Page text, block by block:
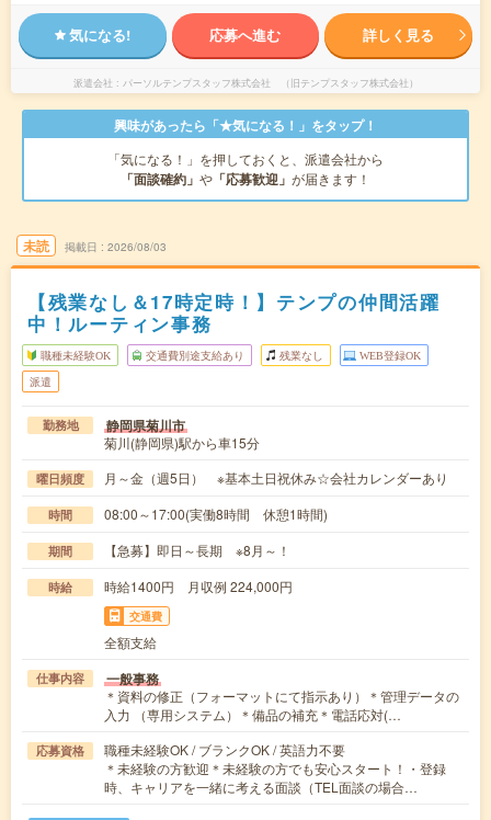
気になる! 応募へ進む 詳しく見る
派遣会社 パーソルテンプスタッフ株式会社 （旧テンプスタッフ株式会社）
興味があったら「★気になる！」をタップ！
「気になる！」を押しておくと、派遣会社から
「面談確約」 や 「応募歓迎」 が届きます！
未読 掲載日 2026/08/03
【残業なし＆17時定時！】テンプの仲間活躍
中！ルーティン事務
職種未経験OK 交通費別途支給あり 残業なし WEB登録OK
派遣
勤務地 静岡県菊川市
菊川(静岡県)駅から車15分
曜日頻度 月～金（週5日） ※基本土日祝休み☆会社カレンダーあり
時間 08:00～17:00(実働8時間 休憩1時間)
期間 【急募】即日～長期 ※8月～！
時給 時給1400円 月収例 224,000円
交通費
全額支給
仕事内容 一般事務
＊資料の修正（フォーマットにて指示あり）＊管理データの
入力 （専用システム）＊備品の補充＊電話応対(…
応募資格
職種未経験OK / ブランクOK / 英語力不要
＊未経験の方歓迎＊未経験の方でも安心スタート！・登録
時、キャリアを一緒に考える面談（TEL面談の場合…